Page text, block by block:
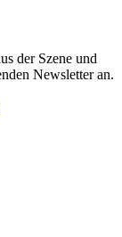
der Szene und
Newsletter an.